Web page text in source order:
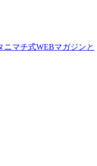
ニマチ式WEBマガジンと